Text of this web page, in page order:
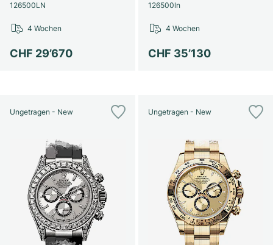
126500LN
CHF 29’670
4 Wochen
126500ln
CHF 35’130
4 Wochen
Ungetragen - New Ungetragen - New